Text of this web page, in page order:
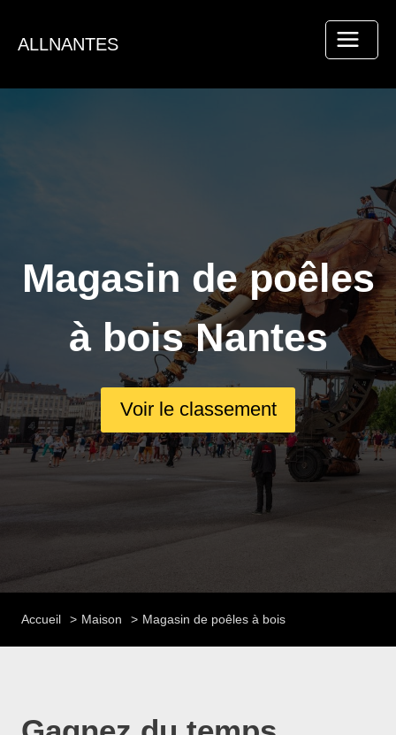
contenu
ALLNANTES
Magasin de poêles
à bois Nantes
Voir le classement
Accueil Maison Magasin de poêles à bois